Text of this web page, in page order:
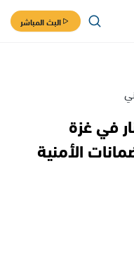
البث المباشر
في غزة
الأمنية